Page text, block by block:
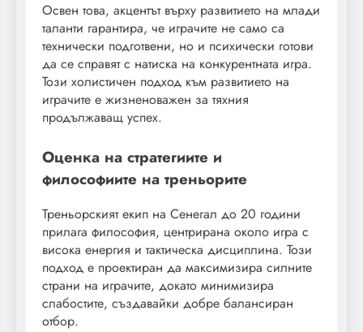
Освен това, акцентът върху развитието на млади
таланти гарантира, че играчите не само са
технически подготвени, но и психически готови
да се справят с натиска на конкурентната игра.
Този холистичен подход към развитието на
играчите е жизненоважен за тяхния
продължаващ успех.
Оценка на стратегиите и
философиите на треньорите
Треньорският екип на Сенегал до 20 години
прилага философия, центрирана около игра с
висока енергия и тактическа дисциплина. Този
подход е проектиран да максимизира силните
страни на играчите, докато минимизира
слабостите, създавайки добре балансиран
отбор.